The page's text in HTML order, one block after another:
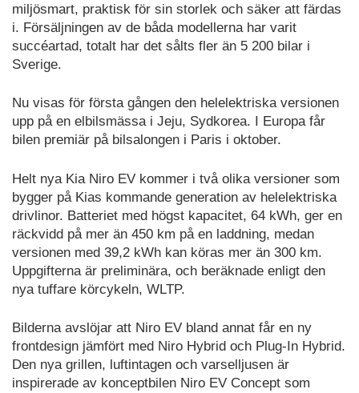
miljösmart, praktisk för sin storlek och säker att färdas
i. Försäljningen av de båda modellerna har varit
succéartad, totalt har det sålts fler än 5 200 bilar i
Sverige.
Nu visas för första gången den helelektriska versionen
upp på en elbilsmässa i Jeju, Sydkorea. I Europa får
bilen premiär på bilsalongen i Paris i oktober.
Helt nya Kia Niro EV kommer i två olika versioner som
bygger på Kias kommande generation av helelektriska
drivlinor. Batteriet med högst kapacitet, 64 kWh, ger en
räckvidd på mer än 450 km på en laddning, medan
versionen med 39,2 kWh kan köras mer än 300 km.
Uppgifterna är preliminära, och beräknade enligt den
nya tuffare körcykeln, WLTP.
Bilderna avslöjar att Niro EV bland annat får en ny
frontdesign jämfört med Niro Hybrid och Plug-In Hybrid.
Den nya grillen, luftintagen och varselljusen är
inspirerade av konceptbilen Niro EV Concept som